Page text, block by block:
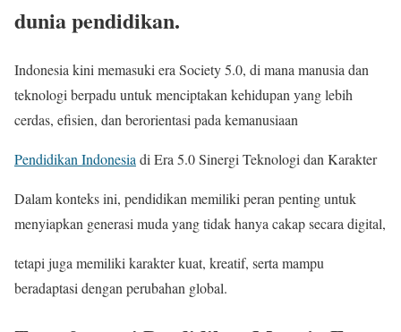
dunia pendidikan.
Indonesia kini memasuki era Society 5.0, di mana manusia dan
teknologi berpadu untuk menciptakan kehidupan yang lebih
cerdas, efisien, dan berorientasi pada kemanusiaan
Pendidikan Indonesia di Era 5.0 Sinergi Teknologi dan Karakter
Dalam konteks ini, pendidikan memiliki peran penting untuk
menyiapkan generasi muda yang tidak hanya cakap secara digital,
tetapi juga memiliki karakter kuat, kreatif, serta mampu
beradaptasi dengan perubahan global.